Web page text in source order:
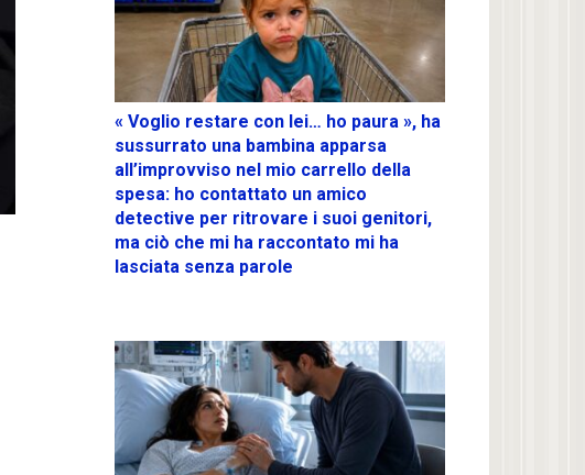
« Voglio restare con lei… ho paura », ha
sussurrato una bambina apparsa
all’improvviso nel mio carrello della
spesa: ho contattato un amico
detective per ritrovare i suoi genitori,
ma ciò che mi ha raccontato mi ha
lasciata senza parole